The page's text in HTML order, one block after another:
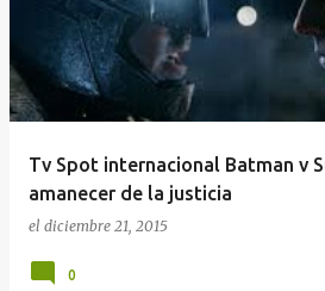
Tv Spot internacional Batman v
amanecer de la justicia
el diciembre 21, 2015
0